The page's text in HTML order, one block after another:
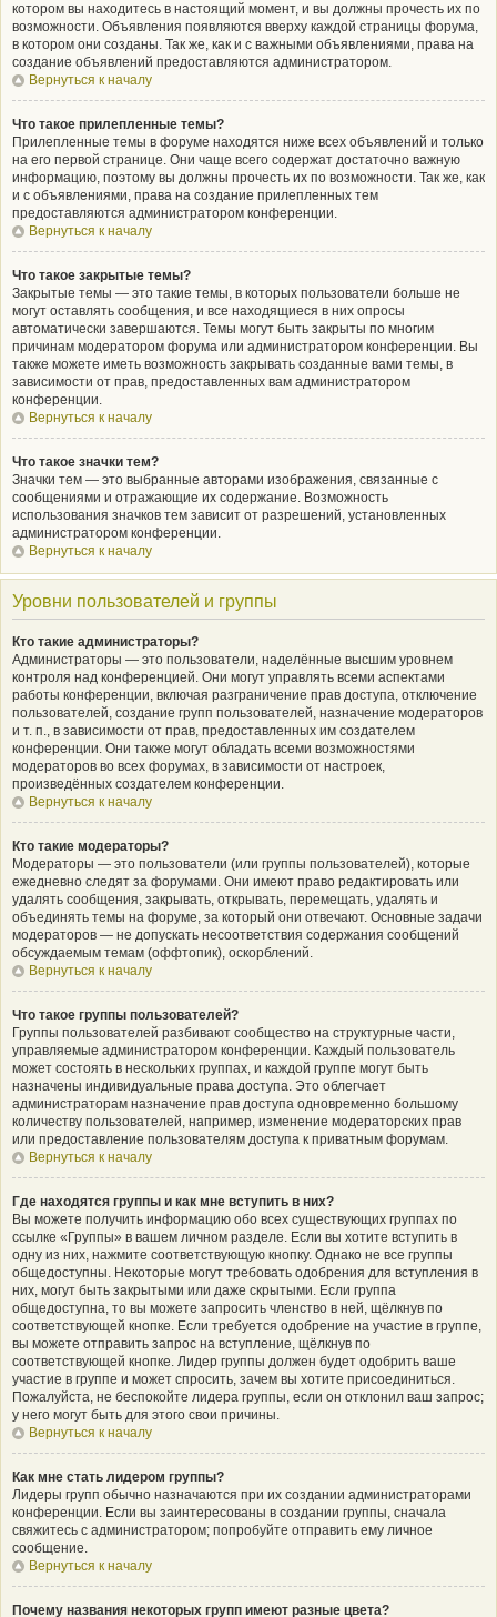
котором вы находитесь в настоящий момент, и вы должны прочесть их по
возможности. Объявления появляются вверху каждой страницы форума,
в котором они созданы. Так же, как и с важными объявлениями, права на
создание объявлений предоставляются администратором.
Вернуться к началу
Что такое прилепленные темы?
Прилепленные темы в форуме находятся ниже всех объявлений и только
на его первой странице. Они чаще всего содержат достаточно важную
информацию, поэтому вы должны прочесть их по возможности. Так же, как
и с объявлениями, права на создание прилепленных тем
предоставляются администратором конференции.
Вернуться к началу
Что такое закрытые темы?
Закрытые темы — это такие темы, в которых пользователи больше не
могут оставлять сообщения, и все находящиеся в них опросы
автоматически завершаются. Темы могут быть закрыты по многим
причинам модератором форума или администратором конференции. Вы
также можете иметь возможность закрывать созданные вами темы, в
зависимости от прав, предоставленных вам администратором
конференции.
Вернуться к началу
Что такое значки тем?
Значки тем — это выбранные авторами изображения, связанные с
сообщениями и отражающие их содержание. Возможность
использования значков тем зависит от разрешений, установленных
администратором конференции.
Вернуться к началу
Уровни пользователей и группы
Кто такие администраторы?
Администраторы — это пользователи, наделённые высшим уровнем
контроля над конференцией. Они могут управлять всеми аспектами
работы конференции, включая разграничение прав доступа, отключение
пользователей, создание групп пользователей, назначение модераторов
и т. п., в зависимости от прав, предоставленных им создателем
конференции. Они также могут обладать всеми возможностями
модераторов во всех форумах, в зависимости от настроек,
произведённых создателем конференции.
Вернуться к началу
Кто такие модераторы?
Модераторы — это пользователи (или группы пользователей), которые
ежедневно следят за форумами. Они имеют право редактировать или
удалять сообщения, закрывать, открывать, перемещать, удалять и
объединять темы на форуме, за который они отвечают. Основные задачи
модераторов — не допускать несоответствия содержания сообщений
обсуждаемым темам (оффтопик), оскорблений.
Вернуться к началу
Что такое группы пользователей?
Группы пользователей разбивают сообщество на структурные части,
управляемые администратором конференции. Каждый пользователь
может состоять в нескольких группах, и каждой группе могут быть
назначены индивидуальные права доступа. Это облегчает
администраторам назначение прав доступа одновременно большому
количеству пользователей, например, изменение модераторских прав
или предоставление пользователям доступа к приватным форумам.
Вернуться к началу
Где находятся группы и как мне вступить в них?
Вы можете получить информацию обо всех существующих группах по
ссылке «Группы» в вашем личном разделе. Если вы хотите вступить в
одну из них, нажмите соответствующую кнопку. Однако не все группы
общедоступны. Некоторые могут требовать одобрения для вступления в
них, могут быть закрытыми или даже скрытыми. Если группа
общедоступна, то вы можете запросить членство в ней, щёлкнув по
соответствующей кнопке. Если требуется одобрение на участие в группе,
вы можете отправить запрос на вступление, щёлкнув по
соответствующей кнопке. Лидер группы должен будет одобрить ваше
участие в группе и может спросить, зачем вы хотите присоединиться.
Пожалуйста, не беспокойте лидера группы, если он отклонил ваш запрос;
у него могут быть для этого свои причины.
Вернуться к началу
Как мне стать лидером группы?
Лидеры групп обычно назначаются при их создании администраторами
конференции. Если вы заинтересованы в создании группы, сначала
свяжитесь с администратором; попробуйте отправить ему личное
сообщение.
Вернуться к началу
Почему названия некоторых групп имеют разные цвета?